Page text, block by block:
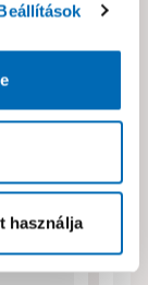
használja